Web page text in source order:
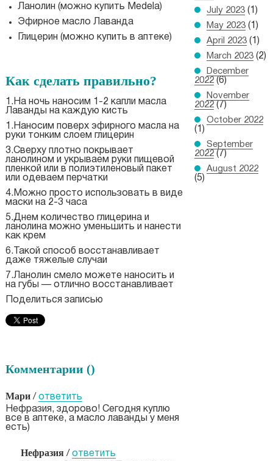
Ланолин (можно купить Medela)
Эфирное масло Лаванда
Глицерин (можно купить в аптеке)
Как сделать правильно?
1.На ночь наносим 1-2 капли масла
Лаванды на каждую кисть
1.Наносим поверх эфирного масла на
руки тонким слоем глицерин
3.Сверху плотно покрывает
ланолином и укрываем руки пищевой
пленкой или в полиэтиленовый пакет
или одеваем перчатки
4.Можно просто использовать в виде
маски на 2-3 часа
5.Днем количество глицерина и
ланолина можно уменьшить и нанести
как крем
6.Такой способ восстанавливает
даже тяжелые случаи
7.Ланолин смело можете наносить и
на губы — отлично восстанавливает
Поделиться записью
Комментарии ()
Мари / ответить
Нефразия, здорово! Сегодня куплю
все в аптеке, а масло лаванды у меня
есть)
Нефразия / ответить
July 2023(1)
May 2023(1)
April 2023(1)
March 2023(2)
December
2022(6)
November
2022(7)
October 2022
(1)
September
2022(7)
August 2022
(5)